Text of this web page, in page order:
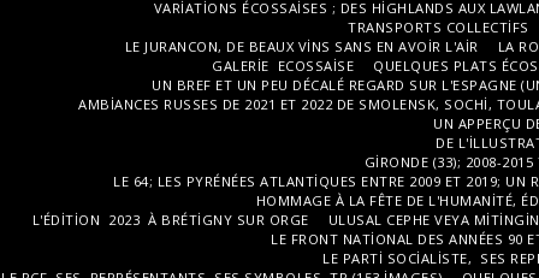
VARIATIONS ÉCOSSAISES ; DES HIGHLANDS AUX
TRANSPORTS COLLECTIFS
LE JURANCON, DE BEAUX VINS SANS EN AVOIR L'AIR
LA
GALERIE ECOSSAISE
QUELQUES PLATS
UN BREF ET UN PEU DÉCALÉ REGARD SUR L'ESPAGNE
AMBIANCES RUSSES DE 2021 ET 2022 DE SMOLENSK, SOCHI,
UN APPERÇU
DE
GIRONDE (33); 2008-2015
LE 64; LES PYRÉNÉES ATLANTIQUES ENTRE 2009 ET 2019; UN
HOMMAGE À LA FÊTE DE L'HUMANITÉ,
L'ÉDITION 2023 À BRÉTIGNY SUR ORGE
ULUSAL CEPHE VEYA
LE FRONT NATIONAL DES ANNÉES 90
LE PARTI SOCIALISTE, SES